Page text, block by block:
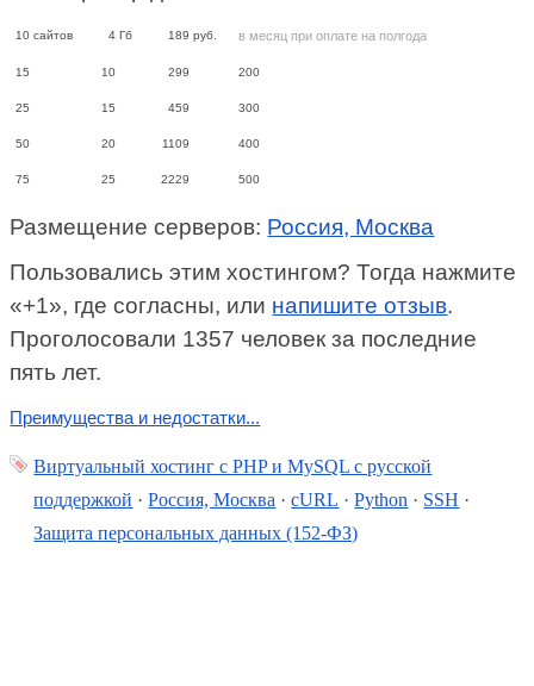
10 сайтов 4 Гб 189 руб. в месяц при оплате на полгода
15 10 299 200
25 15 459 300
50 20 1109 400
75 25 2229 500
Размещение серверов: Россия, Москва
Пользовались этим хостингом? Тогда нажмите
«+1», где согласны, или напишите отзыв.
Проголосовали 1357 человек за последние
пять лет.
Преимущества и недостатки...
Виртуальный хостинг c PHP и MySQL с русской
поддержкой ·Россия, Москва ·cURL ·Python · SSH ·
Защита персональных данных (152-ФЗ)